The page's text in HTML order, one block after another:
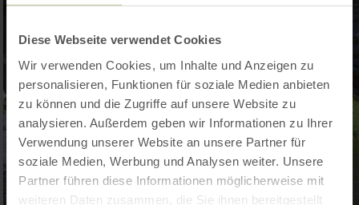
Diese Webseite verwendet Cookies
Wir verwenden Cookies, um Inhalte und Anzeigen zu
personalisieren, Funktionen für soziale Medien anbieten
zu können und die Zugriffe auf unsere Website zu
analysieren. Außerdem geben wir Informationen zu Ihrer
Verwendung unserer Website an unsere Partner für
soziale Medien, Werbung und Analysen weiter. Unsere
Partner führen diese Informationen möglicherweise mit
weiteren Daten zusammen, die Sie ihnen bereitgestellt